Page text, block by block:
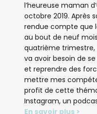
l’heureuse maman
octobre 2019. Après
rendue compte que
au bout de neuf
quatrième
va avoir besoin de
et reprendre des
mettre mes
profit de cette
Instagram, un
En savoir plus >